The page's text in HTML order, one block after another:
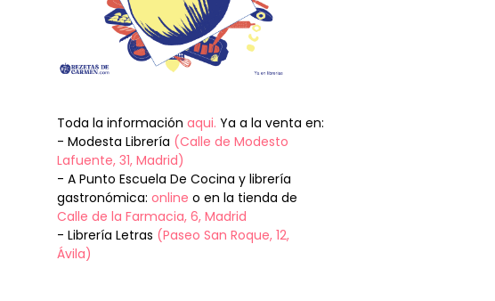
Toda la información aqui. Ya a la venta en:
- Modesta Librería (Calle de Modesto
Lafuente, 31, Madrid)
- A Punto Escuela De Cocina y librería
gastronómica: online o en la tienda de
Calle de la Farmacia, 6, Madrid
- Librería Letras (Paseo San Roque, 12,
Ávila)